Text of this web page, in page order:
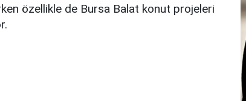
özellikle de Bursa Balat konut projeleri